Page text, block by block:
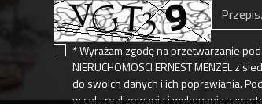
* Wyrażam zgodę na przetwarzanie
NIERUCHOMOSCI ERNEST MENZEL
do swoich danych i ich poprawiania.
w celu realizowania i wykonania